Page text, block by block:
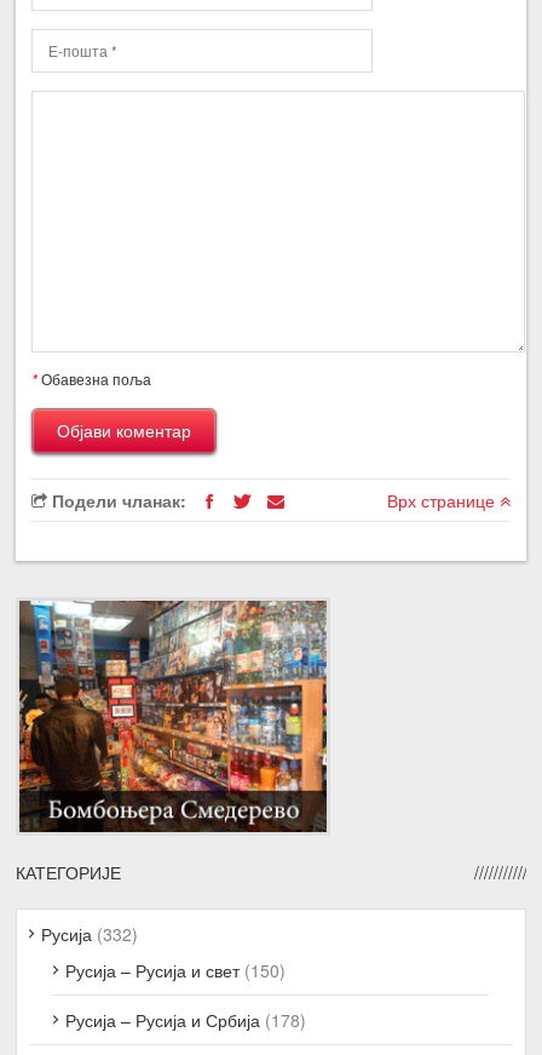
*Обавезна поља
Подели чланак: Врх странице
КАТЕГОРИЈЕ
Русија (332)
Русија – Русија и свет(150)
Русија – Русија и Србија (178)